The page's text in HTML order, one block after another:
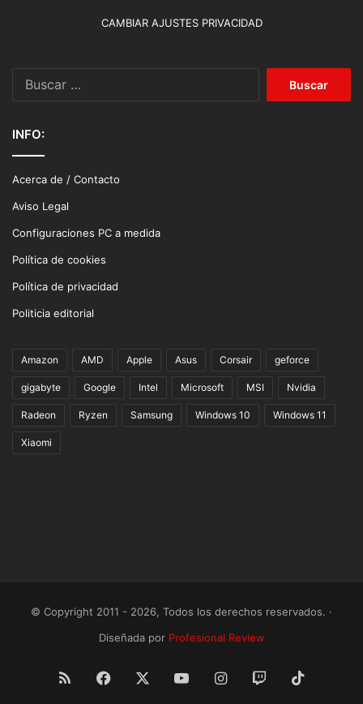
CAMBIAR AJUSTES PRIVACIDAD
INFO:
Acerca de / Contacto
Aviso Legal
Configuraciones PC a medida
Política de cookies
Política de privacidad
Politicia editorial
Amazon AMD Apple Asus Corsair geforce
gigabyte Google Intel Microsoft MSI Nvidia
Radeon Ryzen Samsung Windows 10 Windows 11
Xiaomi
© Copyright 2011 - 2026, Todos los derechos reservados. ·
Diseñada por Profesional Review
RSS Facebook YouTubeInstagram
Twitch